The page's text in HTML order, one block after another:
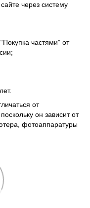
через систему
частями” от
от
он зависит от
фотоаппаратуры